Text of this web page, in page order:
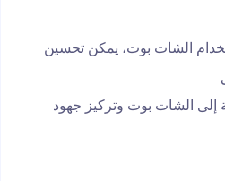
الشات بوت، يمكن تحسين
إلى الشات بوت وتركيز جهود